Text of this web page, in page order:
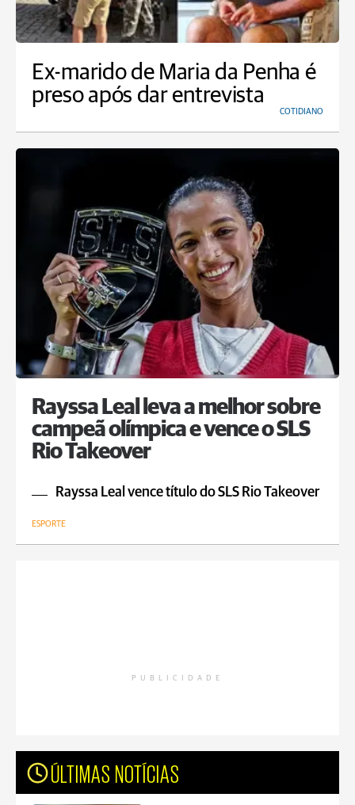
Ex-marido de Maria da Penha é
preso após dar entrevista
COTIDIANO
Rayssa Leal leva a melhor sobre
campeã olímpica e vence o SLS
Rio Takeover
Rayssa Leal vence título do SLS Rio Takeover
ESPORTE
PUBLICIDADE
ÚLTIMAS NOTÍCIAS